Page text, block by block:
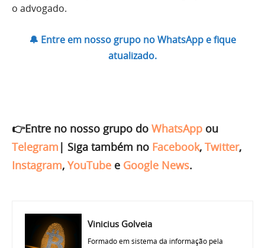
o advogado.
🔔 Entre em nosso grupo no WhatsApp e fique
atualizado.
👉Entre no nosso grupo do WhatsApp ou
Telegram | Siga também no Facebook, Twitter,
Instagram, YouTube e Google News.
Vinicius Golveia
Formado em sistema da informação pela